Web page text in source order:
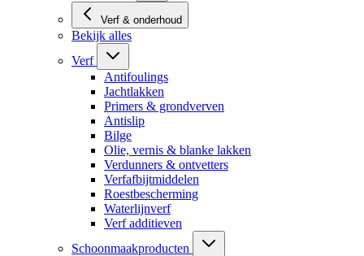
Verf & onderhoud
Bekijk alles
Verf
Antifoulings
Jachtlakken
Primers & grondverven
Antislip
Bilge
Olie, vernis & blanke lakken
Verdunners & ontvetters
Verfafbijtmiddelen
Roestbescherming
Waterlijnverf
Verf additieven
Schoonmaakproducten